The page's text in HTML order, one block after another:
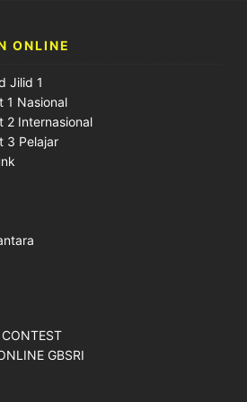
ONLINE
Jilid 1
1 Nasional
2 Internasional
3 Pelajar
CONTEST
GBSRI